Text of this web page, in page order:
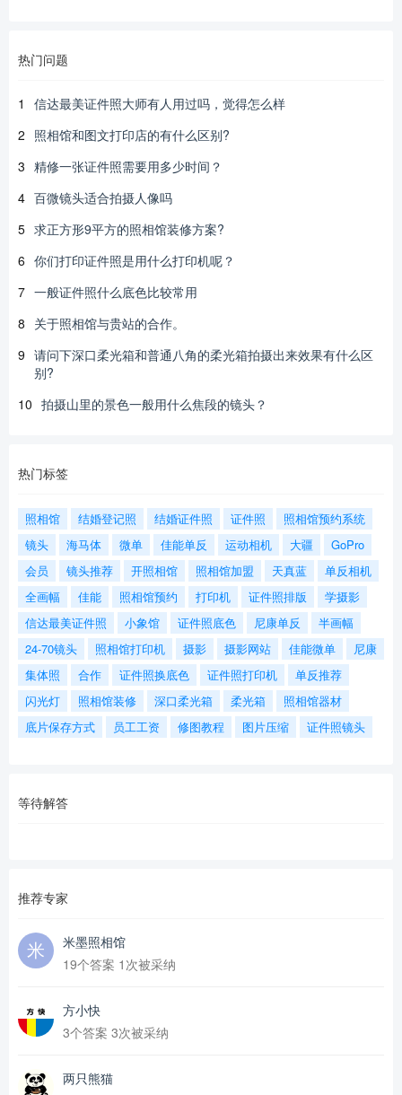
热门问题
1
信达最美证件照大师有人用过吗，觉得怎么样
2 照相馆和图文打印店的有什么区别?
3 精修一张证件照需要用多少时间？
4 百微镜头适合拍摄人像吗
5 求正方形9平方的照相馆装修方案?
6 你们打印证件照是用什么打印机呢？
7 一般证件照什么底色比较常用
8 关于照相馆与贵站的合作。
9 请问下深口柔光箱和普通八角的柔光箱拍摄出来效果有什么区
别?
10 拍摄山里的景色一般用什么焦段的镜头？
热门标签
照相馆 结婚登记照 结婚证件照 证件照
照相馆预约系统
镜头
海马体 微单 佳能单反 运动相机 大疆
GoPro
会员
镜头推荐 开照相馆 照相馆加盟 天真蓝
单反相机
全画幅
佳能 照相馆预约 打印机 证件照排版
学摄影
信达最美证件照
小象馆 证件照底色 尼康单反
半画幅
24-70镜头
照相馆打印机 摄影 摄影网站 佳能微单
尼康
集体照
合作 证件照换底色 证件照打印机
单反推荐
闪光灯
照相馆装修 深口柔光箱 柔光箱
照相馆器材
底片保存方式
员工工资 修图教程 图片压缩 证件照镜头
等待解答
推荐专家
米墨照相馆
19个答案 1次被采纳
方小快
3个答案 3次被采纳
两只熊猫